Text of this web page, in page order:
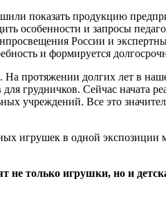
показать продукцию
особенности и запросы
России и
и формируется
На протяжении долгих лет в
грудничков. Сейчас начата
учреждений. Все это
игрушек в одной
только игрушки, но и